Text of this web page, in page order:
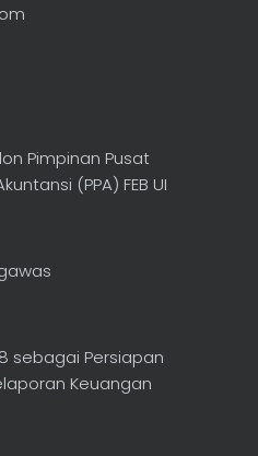
Pimpinan Pusat
(PPA) FEB UI
sebagai Persiapan
Keuangan